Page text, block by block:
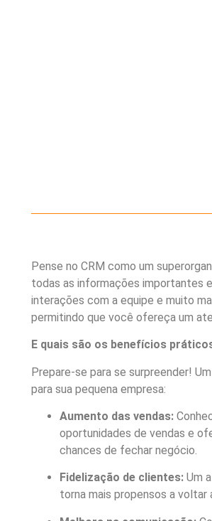
Pense no CRM como um
todas as informações importantes
interações com a equipe e muito
permitindo que você ofereça um
E quais são os benefícios
Prepare-se para se surpreender!
para sua pequena empresa:
Aumento das vendas:
oportunidades de vendas e
chances de fechar negócio.
Fidelização de clientes:Um
torna mais propensos a voltar